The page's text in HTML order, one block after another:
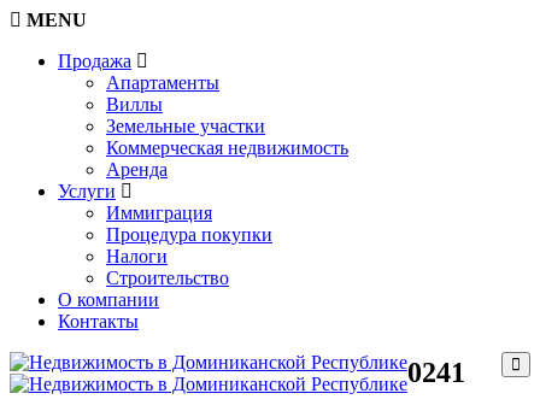
MENU
Продажа
Апартаменты
Виллы
Земельные участки
Коммерческая недвижимость
Аренда
Услуги
Иммиграция
Процедура покупки
Налоги
Строительство
О компании
Контакты
0241